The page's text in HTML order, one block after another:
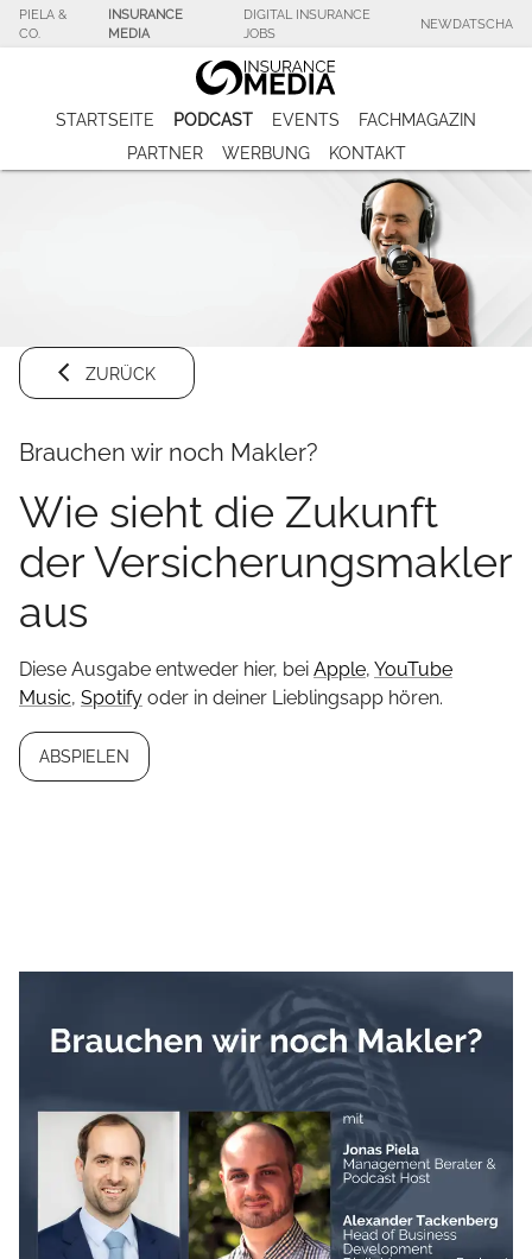
PIELA &
CO.
INSURANCE
MEDIA
DIGITAL INSURANCE
JOBS
NEWDATSCHA
STARTSEITE PODCAST EVENTS
FACHMAGAZIN
PARTNER
WERBUNG KONTAKT
ZURÜCK
Brauchen wir noch Makler?
Wie sieht die Zukunft
der Versicherungsmakler
aus
Diese Ausgabe entweder hier, bei Apple, YouTube
Music, Spotify oder in deiner Lieblingsapp hören.
ABSPIELEN